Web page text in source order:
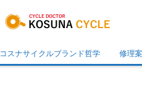
コスナサイクルブランド哲学 修理